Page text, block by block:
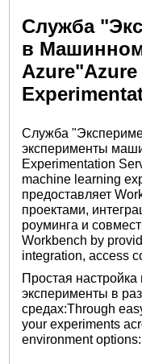
Служба
в
Служба
эксперименты
Experimentation
machine learning
предоставляет
проектами,
роуминга и
Workbench by
integration, access
Простая
эксперименты в
средах:Through
your experiments
environment options: